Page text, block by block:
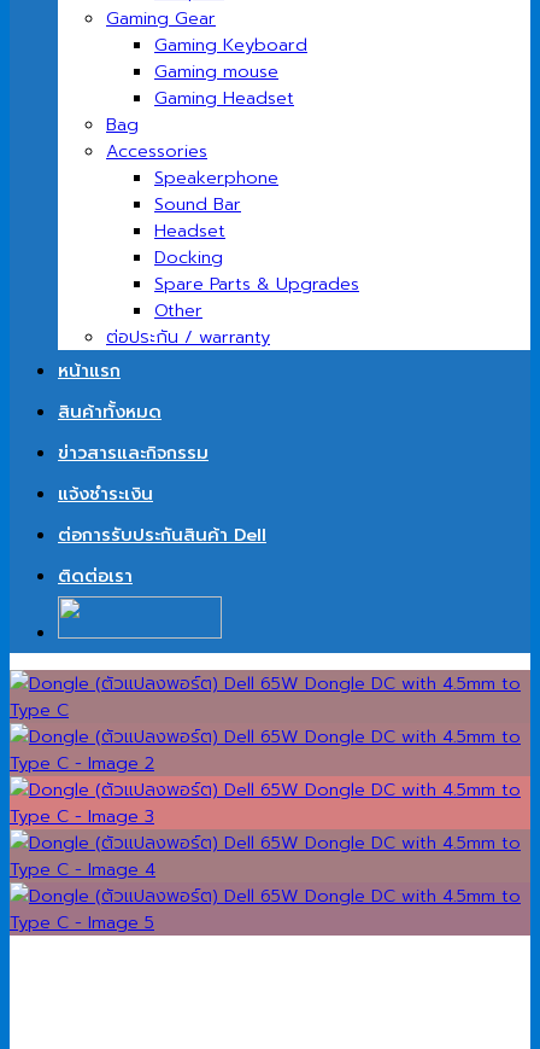
Gaming Gear
Gaming Keyboard
Gaming mouse
Gaming Headset
Bag
Accessories
Speakerphone
Sound Bar
Headset
Docking
Spare Parts & Upgrades
Other
ต่อประกัน / warranty
หน้าแรก
สินค้าทั้งหมด
ข่าวสารและกิจกรรม
แจ้งชำระเงิน
ต่อการรับประกันสินค้า Dell
ติดต่อเรา